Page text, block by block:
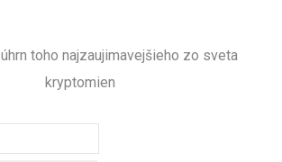
toho najzaujimavejšieho zo sveta
kryptomien